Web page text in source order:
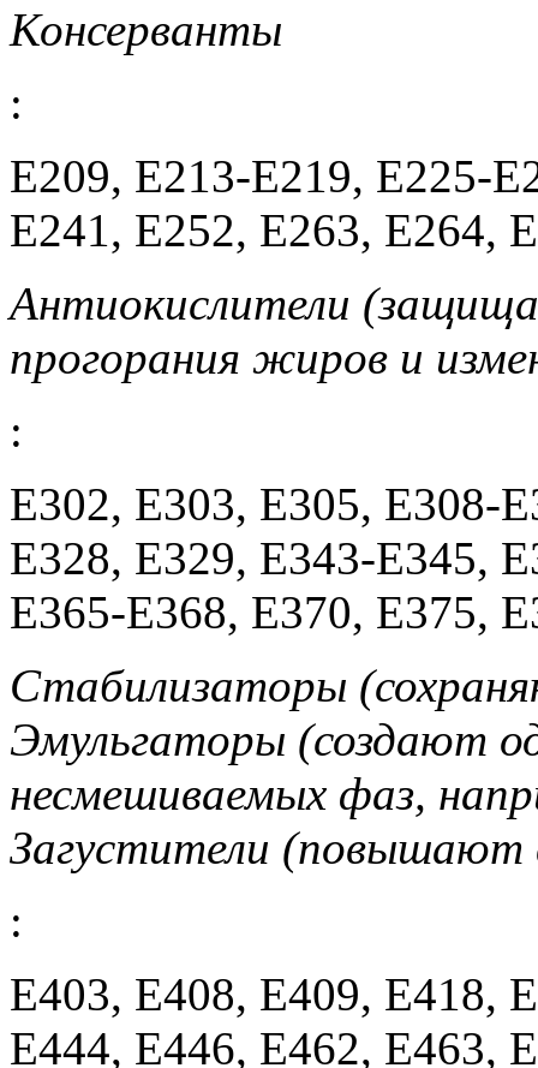
Консерванты
:
E209, E213-E219, E225-
E241, E252, E263, E264,
Антиокислители
прогорания жиров и
:
E302, E303, E305, E308-
E328, E329, E343-E345,
E365-E368, E370, E375,
Стабилизаторы
Эмульгаторы (создают
несмешиваемых фаз,
Загустители (повышают
:
E403, E408, E409, E418,
E444, E446, E462, E463,